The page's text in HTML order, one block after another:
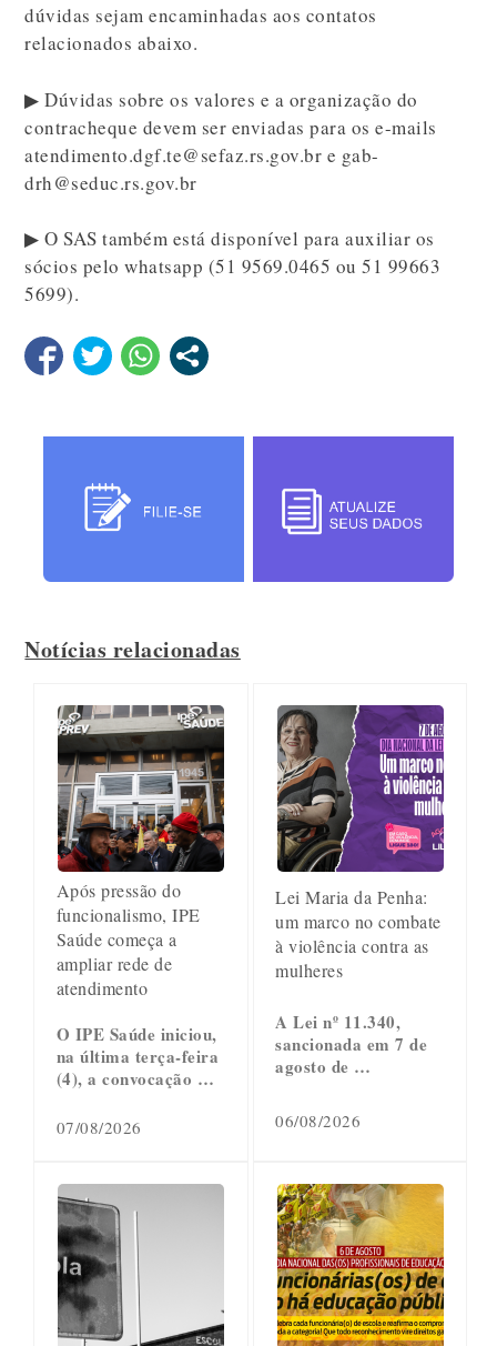
dúvidas sejam encaminhadas aos contatos
relacionados abaixo.
▶ Dúvidas sobre os valores e a organização do
contracheque devem ser enviadas para os e-mails
atendimento.dgf.te@sefaz.rs.gov.br e gab-
drh@seduc.rs.gov.br
▶ O SAS também está disponível para auxiliar os
sócios pelo whatsapp (51 9569.0465 ou 51 99663
5699).
Notícias relacionadas
Após pressão do
funcionalismo, IPE
Saúde começa a
ampliar rede de
atendimento
O IPE Saúde iniciou,
na última terça-feira
(4), a convocação …
07/08/2026
Lei Maria da Penha:
um marco no combate
à violência contra as
mulheres
A Lei nº 11.340,
sancionada em 7 de
agosto de …
06/08/2026